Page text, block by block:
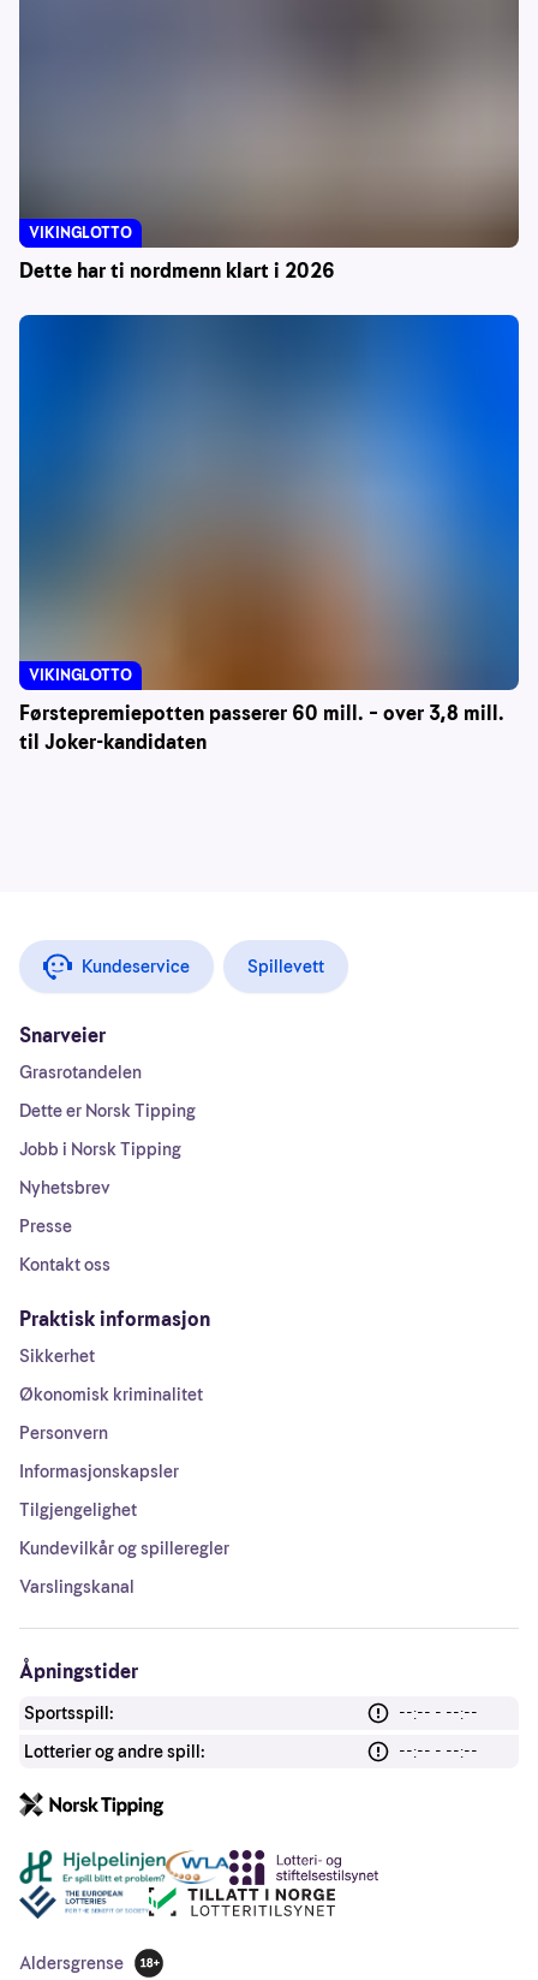
Dette har ti nordmenn klart i 2026
VIKINGLOTTO
Førstepremiepotten passerer 60 mill. – over 3,8 mill.
til Joker-kandidaten
VIKINGLOTTO
Kundeservice Spillevett
Snarveier
Grasrotandelen
Dette er Norsk Tipping
Jobb i Norsk Tipping
Nyhetsbrev
Presse
Kontakt oss
Praktisk informasjon
Sikkerhet
Økonomisk kriminalitet
Personvern
Informasjonskapsler
Tilgjengelighet
Kundevilkår og spilleregler
Varslingskanal
Åpningstider
Sportsspill:
--:-- - --:--
Lotterier og andre spill:
--:-- - --:--
Andre lenker
Aldersgrense
18 år